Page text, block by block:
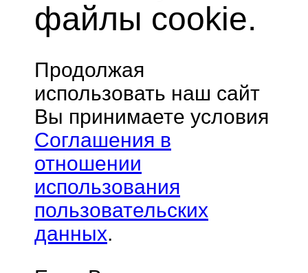
Вконтакте
Приложение для Android
Создать заказ
Мои заказы
Извещения
Пополнить счёт
Статистика
Работа онлайн
Продать статью
Извещения
Вывод средств
Инструкции для исполнителей
файлы cookie.
Продолжая
использовать наш сайт
Вы принимаете условия
Соглашения в
отношении
использования
пользовательских
данных.